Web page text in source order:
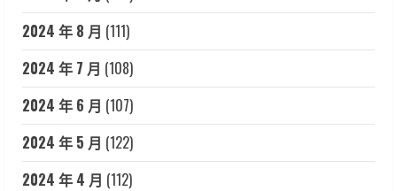
2024 年 8 月 (111)
2024 年 7 月 (108)
2024 年 6 月 (107)
2024 年 5 月 (122)
2024 年 4 月 (112)